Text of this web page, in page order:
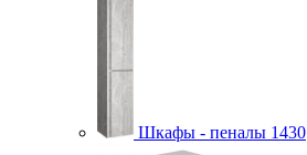
Шкафы - пеналы 1430